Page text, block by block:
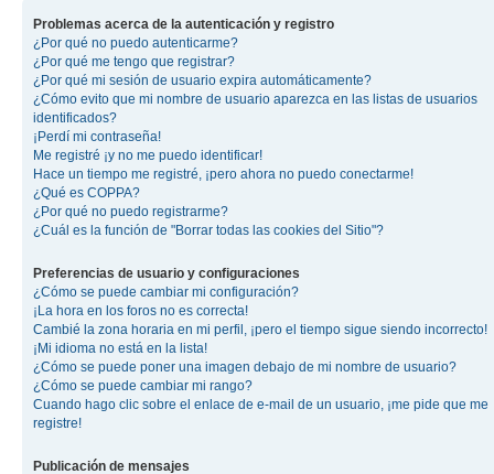
Problemas acerca de la autenticación y registro
¿Por qué no puedo autenticarme?
¿Por qué me tengo que registrar?
¿Por qué mi sesión de usuario expira automáticamente?
¿Cómo evito que mi nombre de usuario aparezca en las listas de usuarios
identificados?
¡Perdí mi contraseña!
Me registré ¡y no me puedo identificar!
Hace un tiempo me registré, ¡pero ahora no puedo conectarme!
¿Qué es COPPA?
¿Por qué no puedo registrarme?
¿Cuál es la función de "Borrar todas las cookies del Sitio"?
Preferencias de usuario y configuraciones
¿Cómo se puede cambiar mi configuración?
¡La hora en los foros no es correcta!
Cambié la zona horaria en mi perfil, ¡pero el tiempo sigue siendo incorrecto!
¡Mi idioma no está en la lista!
¿Cómo se puede poner una imagen debajo de mi nombre de usuario?
¿Cómo se puede cambiar mi rango?
Cuando hago clic sobre el enlace de e-mail de un usuario, ¡me pide que me
registre!
Publicación de mensajes